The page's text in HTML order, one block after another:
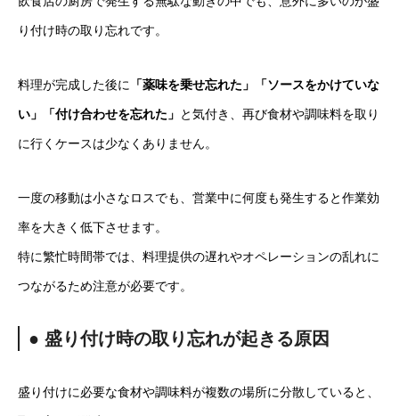
り付け時の取り忘れです。
料理が完成した後に 「薬味を乗せ忘れた」「ソースをかけていな
い」「付け合わせを忘れた」 と気付き、再び食材や調味料を取り
に行くケースは少なくありません。
一度の移動は小さなロスでも、営業中に何度も発生すると作業効
率を大きく低下させます。
特に繁忙時間帯では、料理提供の遅れやオペレーションの乱れに
つながるため注意が必要です。
● 盛り付け時の取り忘れが起きる原因
盛り付けに必要な食材や調味料が複数の場所に分散していると、